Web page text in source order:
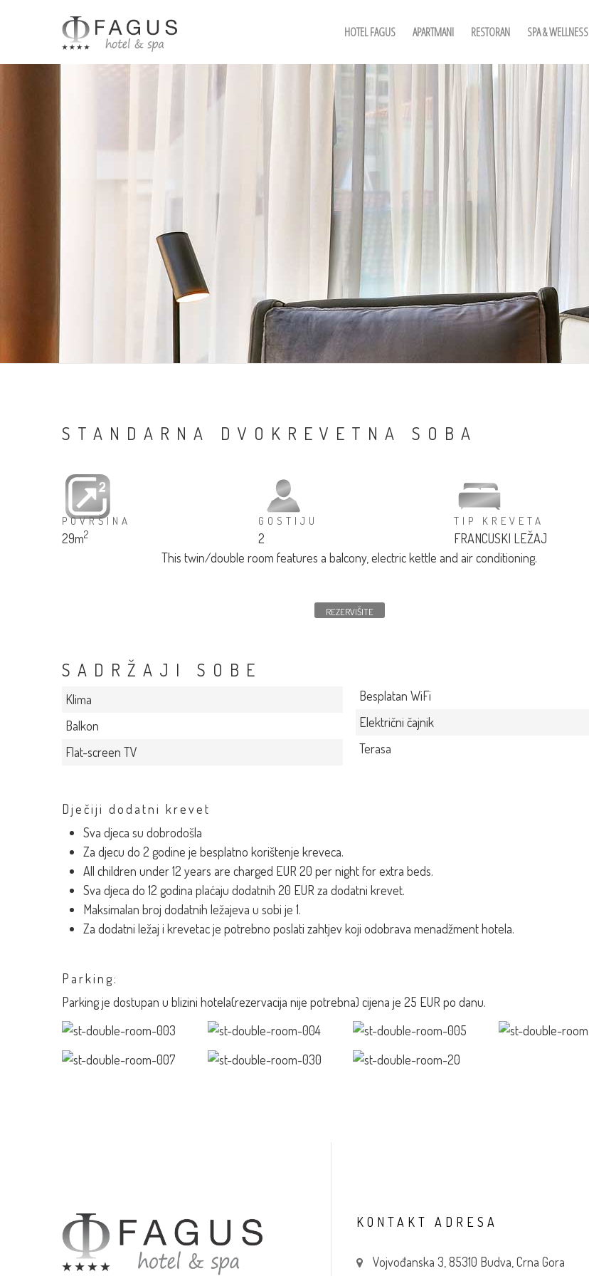
HOTEL FAGUS APARTMANI RESTORAN SPA & WELLNESS
STANDARNA DVOKREVETNA SOBA
POVRŠINA
29m2
GOSTIJU
2
TIP KREVETA
FRANCUSKI LEŽAJ
This twin/double room features a balcony, electric kettle and air conditioning.
REZERVIŠITE
SADRŽAJI SOBE
Klima
Balkon
Flat-screen TV
Besplatan WiFi
Električni čajnik
Terasa
Dječiji dodatni krevet
Sva djeca su dobrodošla
Za djecu do 2 godine je besplatno korištenje kreveca.
All children under 12 years are charged EUR 20 per night for extra beds.
Sva djeca do 12 godina plaćaju dodatnih 20 EUR za dodatni krevet.
Maksimalan broj dodatnih ležajeva u sobi je 1.
Za dodatni ležaj i krevetac je potrebno poslati zahtjev koji odobrava menadžment hotela.
Parking:
Parking je dostupan u blizini hotela(rezervacija nije potrebna) cijena je 25 EUR po danu.
KONTAKT ADRESA
Vojvođanska 3, 85310 Budva, Crna Gora